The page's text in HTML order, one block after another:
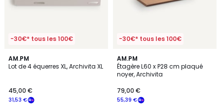
-30€* tous les 100€
AM.PM
Lot de 4 équerres XL, Archivita XL
31,53 €
45,00 €
4,5
/ 5
2
Couleurs
-30€* tous les 100€
AM.PM
Étagère L60 x P28 cm plaqué
noyer, Archivita
55,39 €
79,00 €
2,8
/ 5